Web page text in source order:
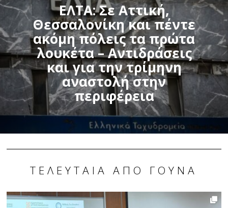
ΕΛΤΑ: Σε Αττική,
Θεσσαλονίκη και πέντε
ακόμη πόλεις τα πρώτα
λουκέτα – Αντιδράσεις
και για την τρίμηνη
αναστολή στην
περιφέρεια
ΤΕΛΕΥΤΑΊΑ ΑΠΌ ΓΟΎΝΑ